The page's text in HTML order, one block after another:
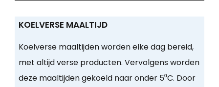
KOELVERSE MAALTIJD
Koelverse maaltijden worden elke dag bereid,
met altijd verse producten. Vervolgens worden
deze maaltijden gekoeld naar onder 5⁰C. Door